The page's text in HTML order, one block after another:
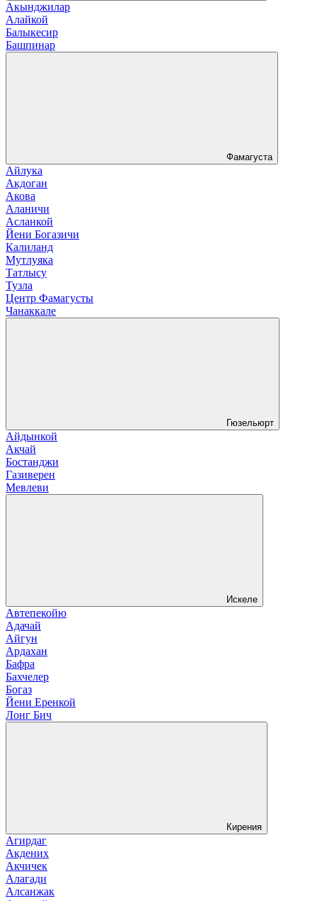
Акынджилар
Алайкой
Балыкесир
Башпинар
Фамагуста
Айлука
Акдоган
Акова
Аланичи
Асланкой
Йени Богазичи
Калиланд
Мутлуяка
Татлысу
Тузла
Центр Фамагусты
Чанаккале
Гюзельюрт
Айдынкой
Акчай
Бостанджи
Газиверен
Мевлеви
Искеле
Автепекойю
Адачай
Айгун
Ардахан
Бафра
Бахчелер
Богаз
Йени Еренкой
Лонг Бич
Кирения
Агирдаг
Акдених
Акчичек
Алагади
Алсанжак